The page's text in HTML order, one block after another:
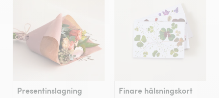
Presentinslagning Finare hälsningskort